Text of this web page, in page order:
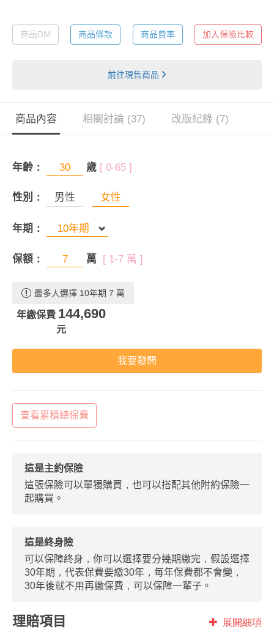
商品DM 商品條款 商品費率 加入保險比較
前往現售商品
商品內容 相關討論 (37) 改版紀錄 (7)
年齡： 歲 [ 0-65 ]
性別： 男性 女性
年期：
保額： 萬 [ 1-7 萬 ]
最多人選擇 10年期 7 萬
年繳保費 144,690
元
我要發問
查看累積總保費
這是主約保險
這張保險可以單獨購買，也可以搭配其他附約保險一
起購買。
這是終身險
可以保障終身，你可以選擇要分幾期繳完，假設選擇
30年期，代表保費要繳30年，每年保費都不會變，
30年後就不用再繳保費，可以保障一輩子。
理賠項目 展開細項